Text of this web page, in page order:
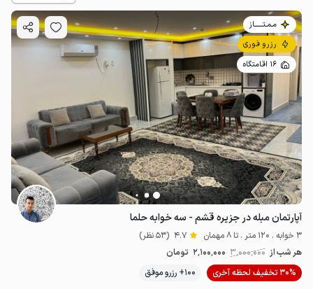
مـمـتــــــاز
رزرو فوری
16 اقامتگاه
آپارتمان مبله در جزیره قشم - سه خوابه حلما
3 خوابه . 120 متر . تا 8 مهمان 4.7 (53 نظر)
هر شب از 3٬000٬000 2٬100٬000 تومان
30% تخفیف لحظه آخری
100+ رزرو موفق